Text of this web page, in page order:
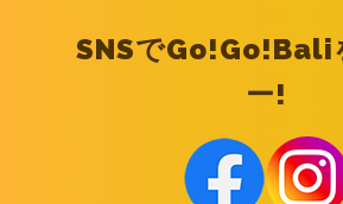
SNSでGo!Go!Bali
ー!